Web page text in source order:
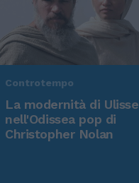
Controtempo
La modernità di Ulisse
nell'Odissea pop di
Christopher Nolan